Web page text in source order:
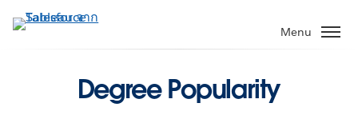
ไป
Menu
Degree Popularity